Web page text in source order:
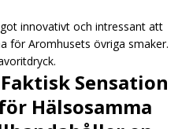
innovativt och intressant att
för Aromhusets övriga smaker.
Sensation
Hälsosamma